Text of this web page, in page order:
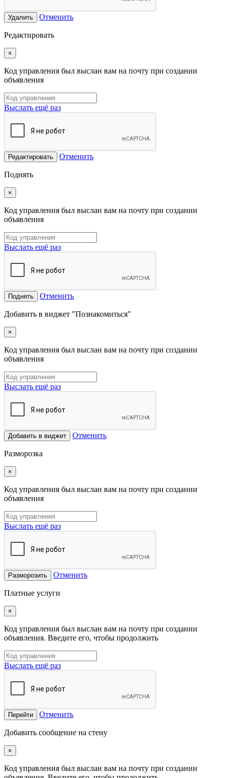
Удалить Отменить
Редактировать
×
Код управления был выслан вам на почту при создании
объявления
Выслать ещё раз
Редактировать Отменить
Поднять
×
Код управления был выслан вам на почту при создании
объявления
Выслать ещё раз
Поднять Отменить
Добавить в виджет "Познакомиться"
×
Код управления был выслан вам на почту при создании
объявления
Выслать ещё раз
Добавить в виджет Отменить
Разморозка
×
Код управления был выслан вам на почту при создании
объявления
Выслать ещё раз
Разморозить Отменить
Платные услуги
×
Код управления был выслан вам на почту при создании
объявления. Введите его, чтобы продолжить
Выслать ещё раз
Перейти Отменить
Добавить сообщение на стену
×
Код управления был выслан вам на почту при создании